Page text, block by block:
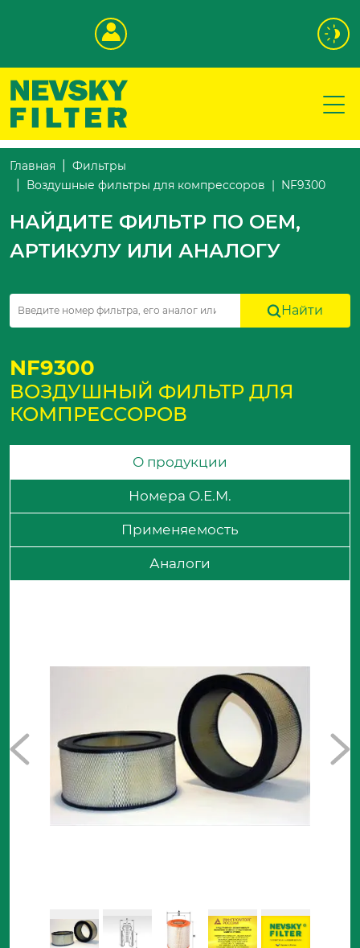
Главная
Фильтры
Воздушные фильтры для компрессоров
NF9300
НАЙДИТЕ ФИЛЬТР ПО OEM,
АРТИКУЛУ ИЛИ АНАЛОГУ
Найти
NF9300
ВОЗДУШНЫЙ ФИЛЬТР ДЛЯ
КОМПРЕССОРОВ
О продукции
Номера O.E.M.
Применяемость
Аналоги